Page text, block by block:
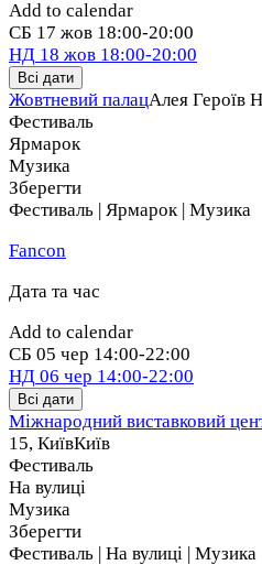
Add to calendar
СБ 17 жов 18:00-20:00
НД 18 жов 18:00-20:00
Всі дати
Жовтневий палацАлея Героїв
Фестиваль
Ярмарок
Музика
Зберегти
Фестиваль | Ярмарок | Музика
Fancon
Дата та час
Add to calendar
СБ 05 чер 14:00-22:00
НД 06 чер 14:00-22:00
Всі дати
Міжнародний виставковий
15, КиївКиїв
Фестиваль
На вулиці
Музика
Зберегти
Фестиваль | На вулиці | Музика